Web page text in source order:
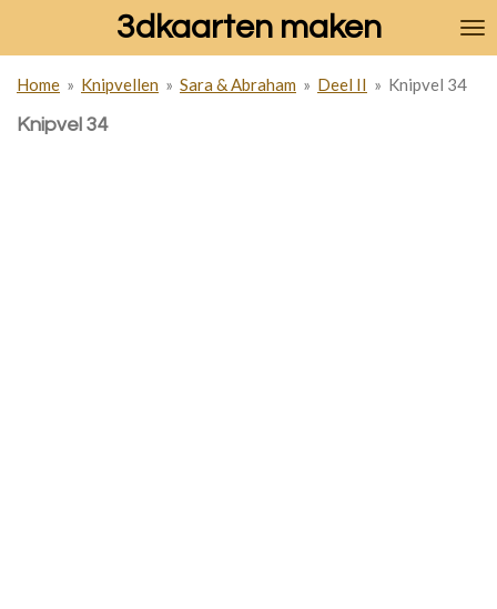
de
hoofdinhoud
3dkaarten maken
Home » Knipvellen » Sara & Abraham » Deel II » Knipvel 34
Knipvel 34